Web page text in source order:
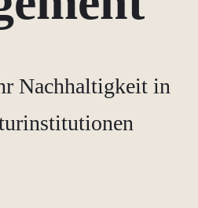
Nachhaltigkeit in